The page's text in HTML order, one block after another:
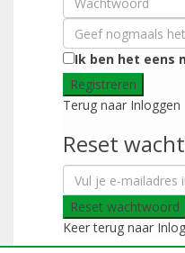
Ik ben het eens
Registreren
Terug naar Inloggen
Reset
Reset wachtwoord
Keer terug naar